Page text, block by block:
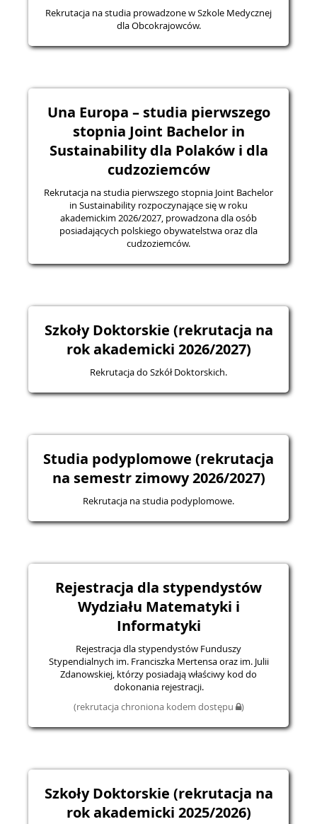
Rekrutacja na studia prowadzone w Szkole Medycznej
dla Obcokrajowców.
Una Europa – studia pierwszego
stopnia Joint Bachelor in
Sustainability dla Polaków i dla
cudzoziemców
Rekrutacja na studia pierwszego stopnia Joint Bachelor
in Sustainability rozpoczynające się w roku
akademickim 2026/2027, prowadzona dla osób
posiadających polskiego obywatelstwa oraz dla
cudzoziemców.
Szkoły Doktorskie (rekrutacja na
rok akademicki 2026/2027)
Rekrutacja do Szkół Doktorskich.
Studia podyplomowe (rekrutacja
na semestr zimowy 2026/2027)
Rekrutacja na studia podyplomowe.
Rejestracja dla stypendystów
Wydziału Matematyki i
Informatyki
Rejestracja dla stypendystów Funduszy
Stypendialnych im. Franciszka Mertensa oraz im. Julii
Zdanowskiej, którzy posiadają właściwy kod do
dokonania rejestracji.
(rekrutacja chroniona kodem dostępu
)
Szkoły Doktorskie (rekrutacja na
rok akademicki 2025/2026)